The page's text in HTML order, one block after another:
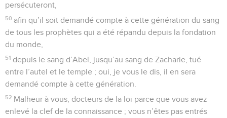
persécuteront,
50 afin qu’il soit demandé compte à cette génération du sang
de tous les prophètes qui a été répandu depuis la fondation
du monde,
51 depuis le sang d’Abel, jusqu’au sang de Zacharie, tué
entre l’autel et le temple ; oui, je vous le dis, il en sera
demandé compte à cette génération.
52 Malheur à vous, docteurs de la loi parce que vous avez
enlevé la clef de la connaissance ; vous n’êtes pas entrés